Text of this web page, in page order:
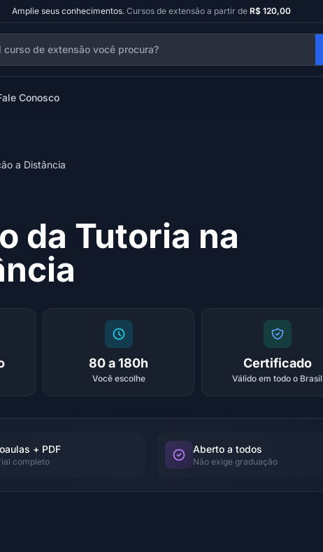
Amplie seus conhecimentos. Cursos de extensão a partir de R$ 120,00
Conosco
a Distância
da Tutoria na
80 a 180h
Você escolhe
Certificado
Válido em todo o Brasil
+ PDF
completo
Aberto a todos
Não exige graduação